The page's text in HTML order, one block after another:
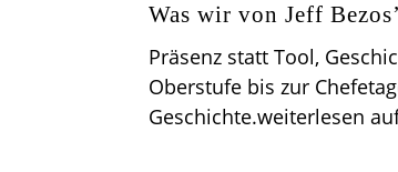
Was wir von Jeff
Präsenz statt Tool,
Oberstufe bis zur
Geschichte.weiterlesen